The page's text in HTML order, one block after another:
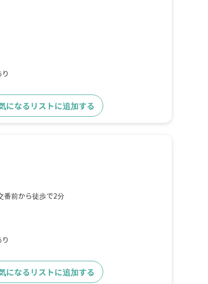
になるリストに追加する
番前から徒歩で2分
になるリストに追加する